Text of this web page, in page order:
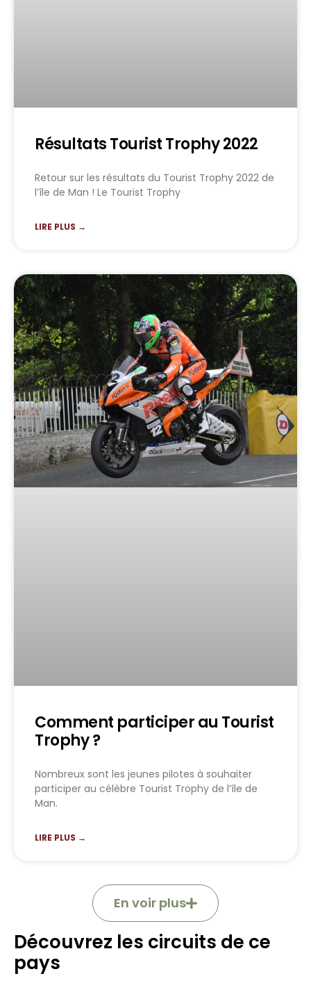
Résultats Tourist Trophy 2022
Retour sur les résultats du Tourist Trophy 2022 de
l’île de Man ! Le Tourist Trophy
LIRE PLUS →
Comment participer au Tourist
Trophy ?
Nombreux sont les jeunes pilotes à souhaiter
participer au célèbre Tourist Trophy de l’île de
Man.
LIRE PLUS →
En voir plus
Découvrez les circuits de ce
pays